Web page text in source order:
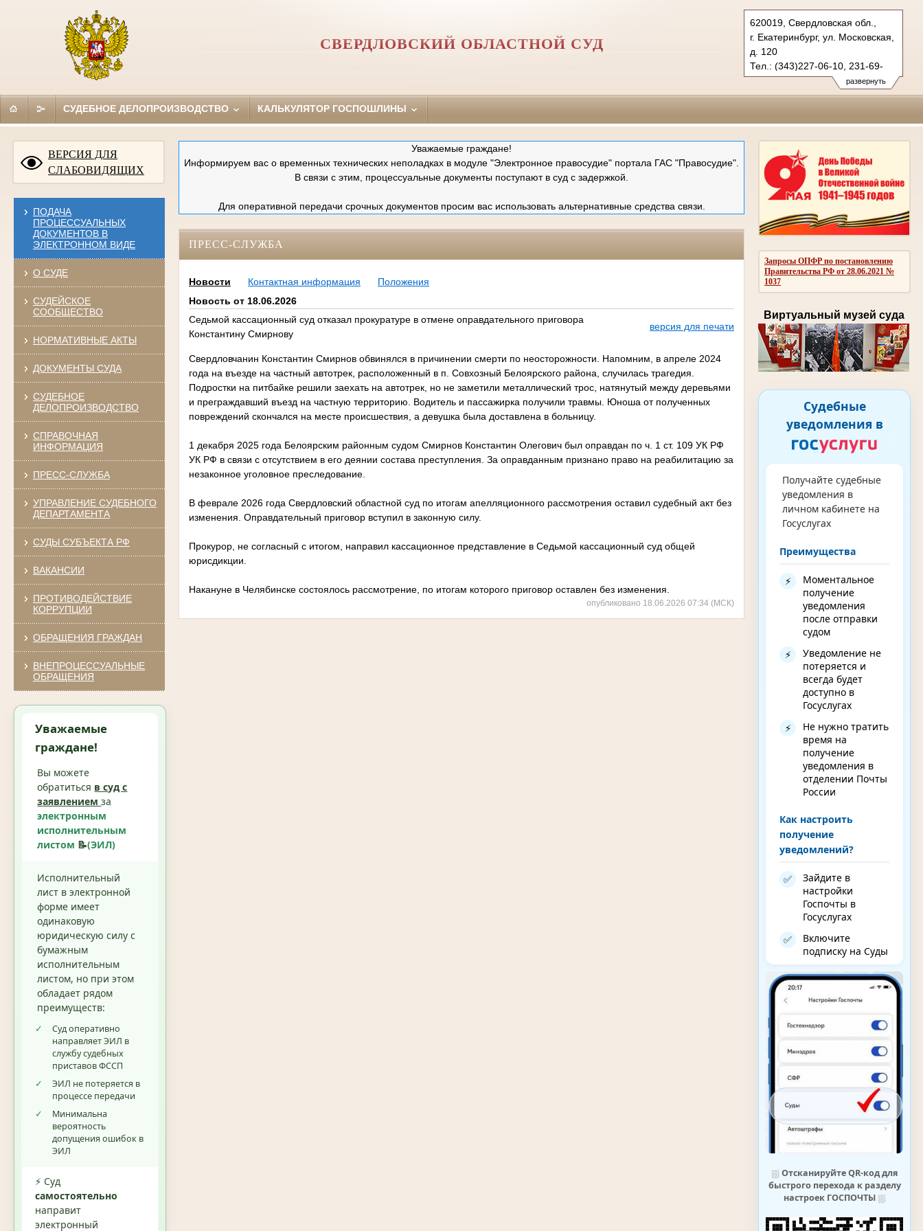
развернуть
620019, Свердловская обл.,
г. Екатеринбург, ул. Московская,
д. 120
Тел.: (343)227-06-10, 231-69-
89 (ф)
mail@ekboblsud.ru
СВЕРДЛОВСКИЙ ОБЛАСТНОЙ СУД
СУДЕБНОЕ ДЕЛОПРОИЗВОДСТВО КАЛЬКУЛЯТОР ГОСПОШЛИНЫ
ВЕРСИЯ ДЛЯ
СЛАБОВИДЯЩИХ
ПОДАЧА
ПРОЦЕССУАЛЬНЫХ
ДОКУМЕНТОВ В
ЭЛЕКТРОННОМ ВИДЕ
О СУДЕ
СУДЕЙСКОЕ
СООБЩЕСТВО
НОРМАТИВНЫЕ АКТЫ
ДОКУМЕНТЫ СУДА
СУДЕБНОЕ
ДЕЛОПРОИЗВОДСТВО
СПРАВОЧНАЯ
ИНФОРМАЦИЯ
ПРЕСС-СЛУЖБА
УПРАВЛЕНИЕ СУДЕБНОГО
ДЕПАРТАМЕНТА
СУДЫ СУБЪЕКТА РФ
ВАКАНСИИ
ПРОТИВОДЕЙСТВИЕ
КОРРУПЦИИ
ОБРАЩЕНИЯ ГРАЖДАН
ВНЕПРОЦЕССУАЛЬНЫЕ
ОБРАЩЕНИЯ
Уважаемые
граждане!
Вы можете
обратиться в суд с
заявлениемза
электронным
исполнительным
листом 📝(ЭИЛ)
Исполнительный
лист в электронной
форме имеет
одинаковую
юридическую силу с
бумажным
исполнительным
листом, но при этом
обладает рядом
преимуществ:
✓
Суд оперативно
направляет ЭИЛ в
службу судебных
приставов ФССП
✓
ЭИЛ не потеряется в
процессе передачи
✓
Минимальна
вероятность
допущения ошибок в
ЭИЛ
⚡ Суд
самостоятельно
направит
электронный
Запросы ОПФР по постановлению
Правительства РФ от 28.06.2021 №
1037
Виртуальный музей суда
Судебные
уведомления в
Получайте судебные
уведомления в
личном кабинете на
Госуслугах
Преимущества
⚡
Моментальное
получение
уведомления
после отправки
судом
⚡
Уведомление не
потеряется и
всегда будет
доступно в
Госуслугах
⚡
Не нужно тратить
время на
получение
уведомления в
отделении Почты
России
Как настроить
получение
уведомлений?
✅
Зайдите в
настройки
Госпочты в
Госуслугах
✅
Включите
подписку на Суды
⛆ Отсканируйте QR-код для
быстрого перехода к разделу
настроек ГОСПОЧТЫ⛆
Уважаемые граждане!
Информируем вас о временных технических неполадках в модуле "Электронное правосудие" портала ГАС "Правосудие".
В связи с этим, процессуальные документы поступают в суд с задержкой.
Для оперативной передачи срочных документов просим вас использовать альтернативные средства связи.
ПРЕСС-СЛУЖБА
Новости Контактная информация
Положения
Новость от 18.06.2026
Седьмой кассационный суд отказал прокуратуре в отмене оправдательного приговора
Константину Смирнову
версия для печати
Свердловчанин Константин Смирнов обвинялся в причинении смерти по неосторожности. Напомним, в апреле 2024
года на въезде на частный автотрек, расположенный в п. Совхозный Белоярского района, случилась трагедия.
Подростки на питбайке решили заехать на автотрек, но не заметили металлический трос, натянутый между деревьями
и преграждавший въезд на частную территорию. Водитель и пассажирка получили травмы. Юноша от полученных
повреждений скончался на месте происшествия, а девушка была доставлена в больницу.
1 декабря 2025 года Белоярским районным судом Смирнов Константин Олегович был оправдан по ч. 1 ст. 109 УК РФ
УК РФ в связи с отсутствием в его деянии состава преступления. За оправданным признано право на реабилитацию за
незаконное уголовное преследование.
В феврале 2026 года Свердловский областной суд по итогам апелляционного рассмотрения оставил судебный акт без
изменения. Оправдательный приговор вступил в законную силу.
Прокурор, не согласный с итогом, направил кассационное представление в Седьмой кассационный суд общей
юрисдикции.
Накануне в Челябинске состоялось рассмотрение, по итогам которого приговор оставлен без изменения.
опубликовано 18.06.2026 07:34 (МСК)